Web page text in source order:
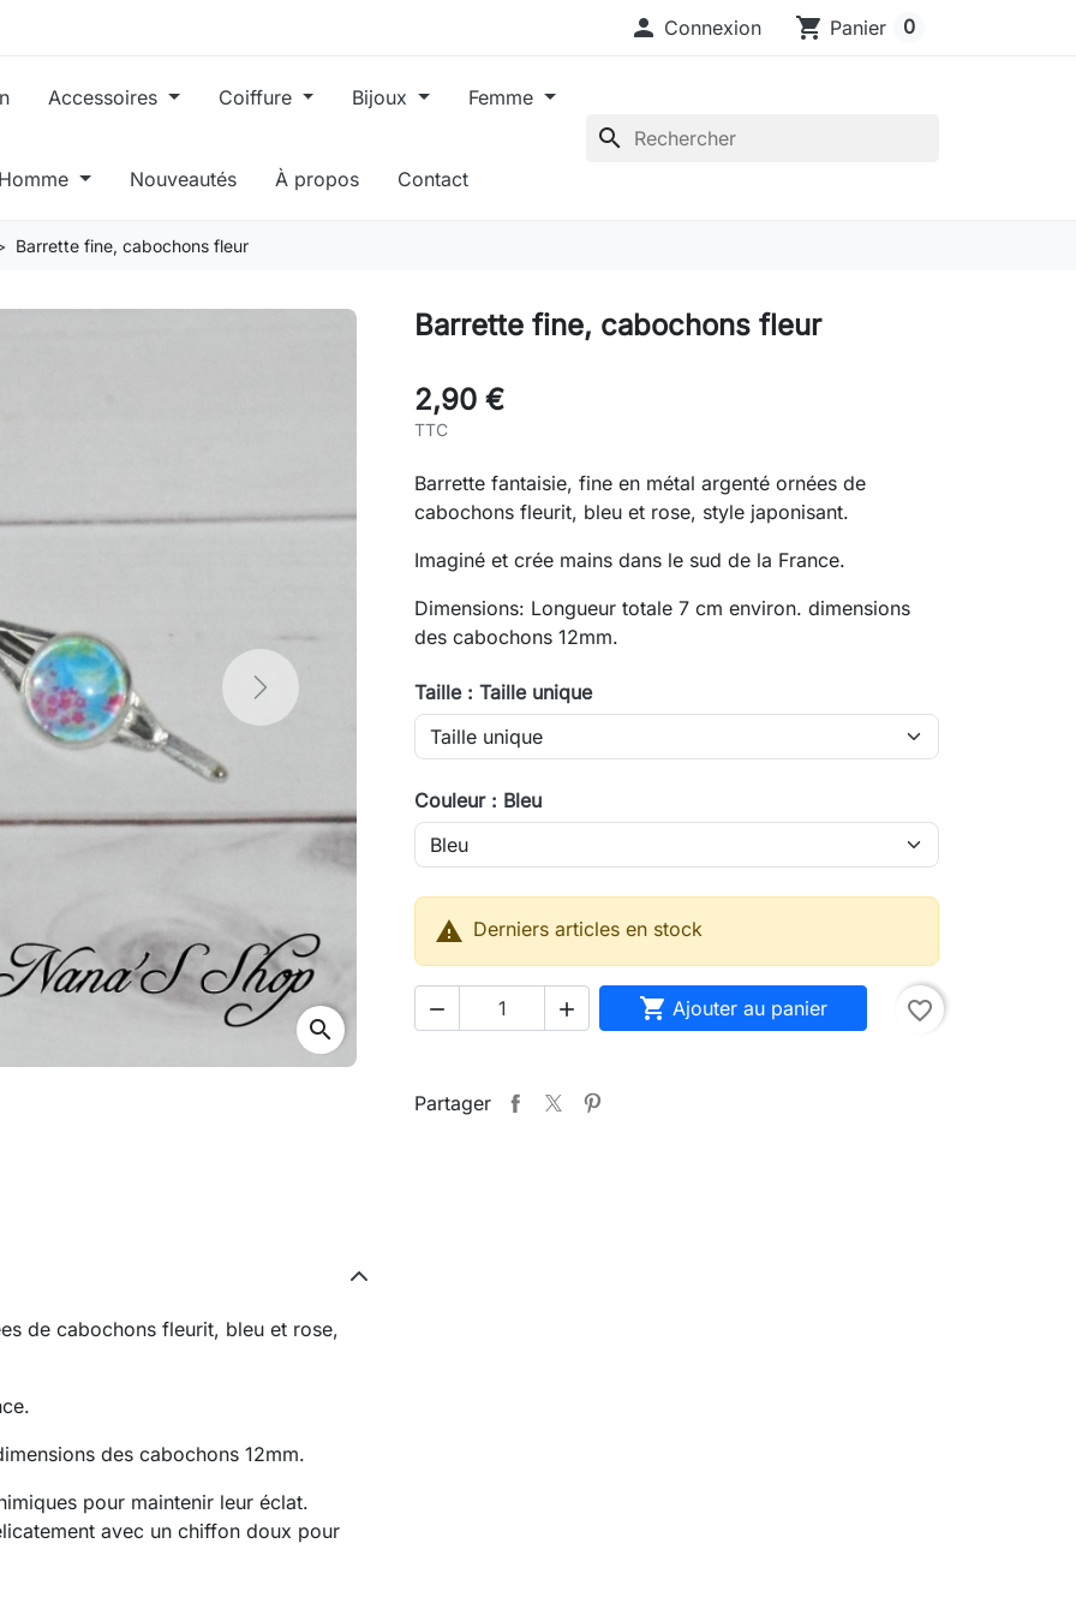
 Connexion shopping_cart Panier 0
Accessoires Coiffure Bijoux Femme
Nouveautés À propos Contact
search
Barrette fine, cabochons fleur
Next
search
Barrette fine, cabochons fleur
2,90 €
TTC
Barrette fantaisie, fine en métal argenté ornées de
cabochons fleurit, bleu et rose, style japonisant.
Imaginé et crée mains dans le sud de la France.
Dimensions: Longueur totale 7 cm environ. dimensions
des cabochons 12mm.
Taille : Taille unique
Couleur : Bleu
 Derniers articles en stock
   Ajouter au panier favorite_border
Partager
de cabochons fleurit, bleu et rose,
des cabochons 12mm.
pour maintenir leur éclat.
avec un chiffon doux pour